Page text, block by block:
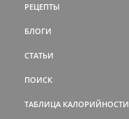
РЕЦЕПТЫ
БЛОГИ
СТАТЬИ
ПОИСК
ТАБЛИЦА КАЛОРИЙНОСТИ